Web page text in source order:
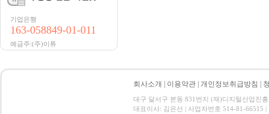
기업은행
163-058849-01-011
예금주:(주)이튜
회사소개 이용약관 개인정보취급방침
대구 달서구 본동 831번지 (재)디지털산업진
대표이사: 김은선 | 사업자번호 514-81-66515